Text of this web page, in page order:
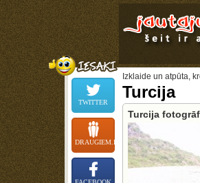
Izklaide un atpūta,
Turcija
Turcija
TWITTER
DRAUGIEM.LV